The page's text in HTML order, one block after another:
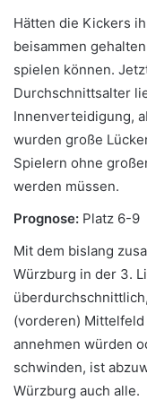
Hätten die Kickers
beisammen
spielen können.
Durchschnittsalter
Innenverteidigung,
wurden große
Spielern ohne
werden müssen.
Prognose: Platz 6-9
Mit dem bislang
Würzburg in der 3.
(vorderen) Mittelfeld
annehmen würden
schwinden, ist
Würzburg auch alle.